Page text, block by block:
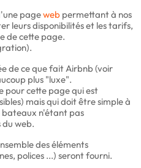
pageweb permettant à nos
leurs disponibilités et les tarifs,
de cette page.
de ce que fait Airbnb (voir
plus "luxe".
pour cette page qui est
mais qui doit être simple à
n'étant pas
du web.
des éléments
polices ...) seront fourni.